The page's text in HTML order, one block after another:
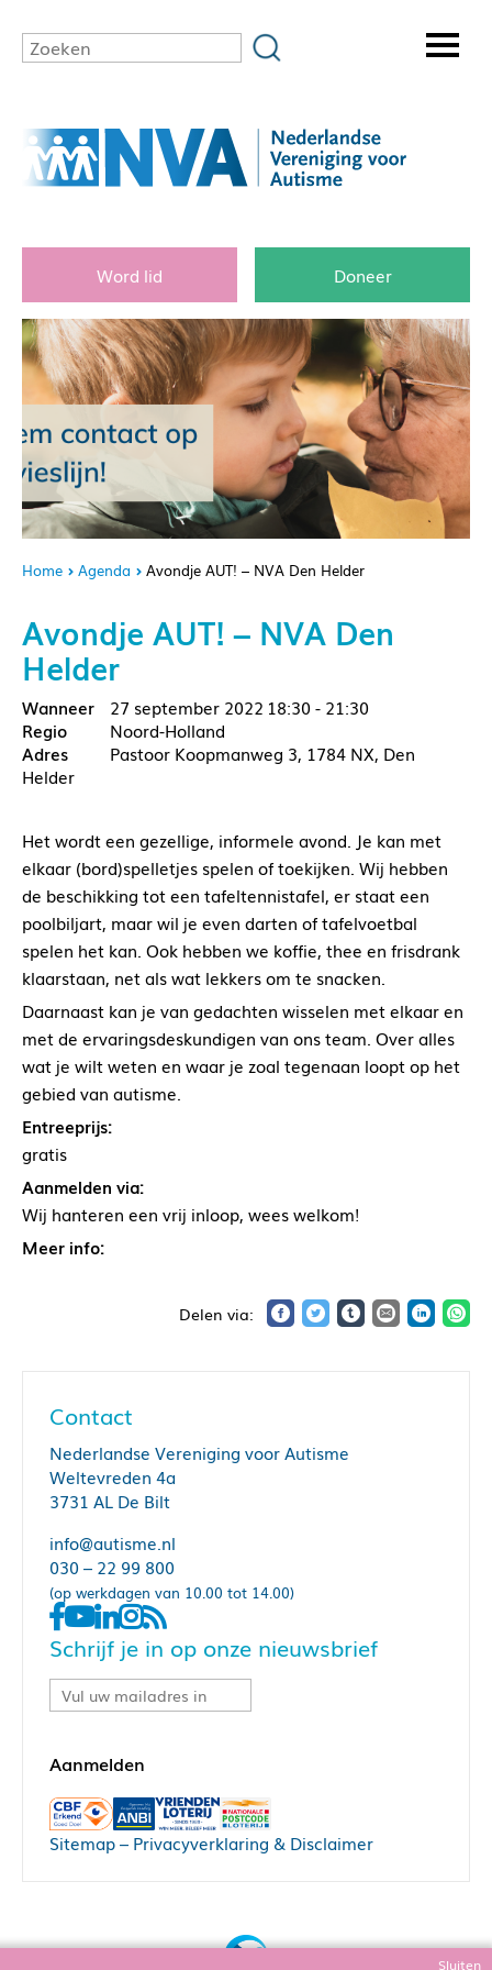
Word lid Doneer
Home Agenda Avondje AUT! – NVA Den Helder
Avondje AUT! – NVA Den
Helder
27 september 2022 18:30 - 21:30
Noord-Holland
Pastoor Koopmanweg 3, 1784 NX, Den
Helder
Het wordt een gezellige, informele avond. Je kan met
elkaar (bord)spelletjes spelen of toekijken. Wij hebben
de beschikking tot een tafeltennistafel, er staat een
poolbiljart, maar wil je even darten of tafelvoetbal
spelen het kan. Ook hebben we koffie, thee en frisdrank
klaarstaan, net als wat lekkers om te snacken.
Daarnaast kan je van gedachten wisselen met elkaar en
met de ervaringsdeskundigen van ons team. Over alles
wat je wilt weten en waar je zoal tegenaan loopt op het
gebied van autisme.
Entreeprijs:
gratis
Aanmelden via:
Wij hanteren een vrij inloop, wees welkom!
Meer info:
Contact
Nederlandse Vereniging voor Autisme
Weltevreden 4a
3731 AL De Bilt
info@autisme.nl
030 – 22 99 800
(op werkdagen van 10.00 tot 14.00)
Schrijf je in op onze nieuwsbrief
Sitemap– Privacyverklaring & Disclaimer
Sluiten